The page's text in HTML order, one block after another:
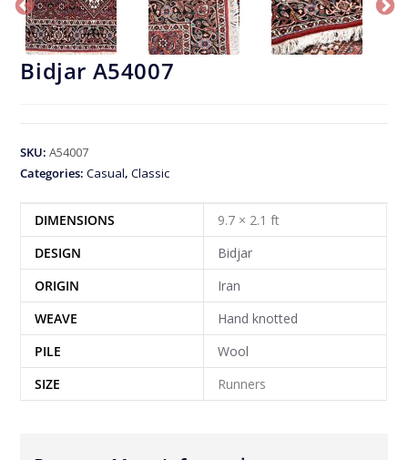
Bidjar A54007
SKU:A54007
Categories:Casual,Classic
DIMENSIONS
9.7 × 2.1 ft
DESIGN
Bidjar
ORIGIN
Iran
WEAVE
Hand knotted
PILE
Wool
SIZE
Runners